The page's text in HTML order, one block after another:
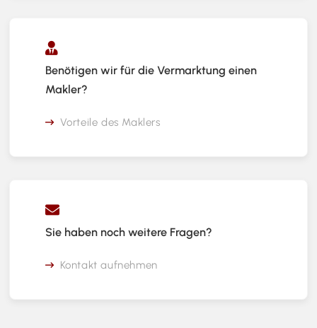
Benötigen wir für die Vermarktung einen
Makler?
Vorteile des Maklers
Sie haben noch weitere Fragen?
Kontakt aufnehmen